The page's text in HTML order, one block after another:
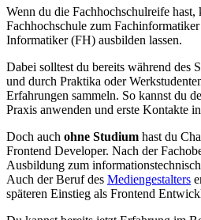
Wenn du die Fachhochschulreife hast,
Fachhochschule zum
Informatiker (FH) ausbilden lassen.
Dabei solltest du bereits während des
und durch Praktika oder
Erfahrungen sammeln. So kannst du
Praxis anwenden und erste Kontakte
Doch auch ohne Studium hast du
Frontend Developer. Nach der
Ausbildung zum
Auch der Beruf des Mediengestalters
späteren Einstieg als Frontend